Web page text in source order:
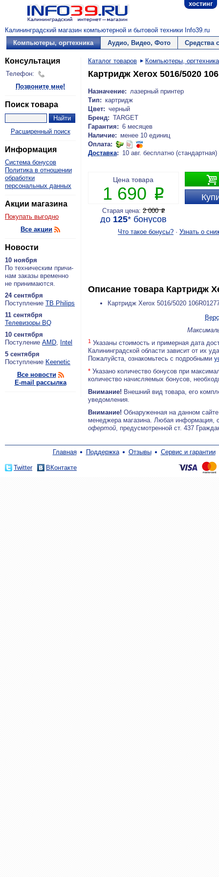
хостинг
Калининградский магазин компьютерной и бытовой техники Info39.ru
Компьютеры, оргтехника
Аудио, Видео, Фото Средства
Консультация
Телефон:
Позвоните мне!
Поиск товара
Расширенный поиск
Информация
Система бонусов
Политика в отношении
обработки
персональных данных
Акции магазина
Покупать выгодно
Все акции
Новости
10 ноября
По тех­ни­че­ским при­чи­
нам за­ка­зы вре­мен­но
не при­ни­ма­ют­ся.
24 сентября
По­ступ­ле­ние ТВ Philips
11 сентября
Теле­ви­зо­ры BQ
10 сентября
По­сту­ле­ние AMD, Intel
5 сентября
По­ступ­ле­ние Keenetic
Все новости
E-mail рассылка
Каталог товаров Компьютеры, оргтехника
Картридж Xerox 5016/5020
Назначение: лазерный принтер
Тип: картридж
Цвет: черный
Бренд: TARGET
Гарантия: 6 месяцев
Наличие: менее 10 единиц
Оплата:
Доставка: 10 авг. бесплатно (стандартная)

Цена товара
1 690 P
Старая цена: 2 000P
до 125*бонусов
Что такое бонусы? · Узнать о
Описание товара Картридж
Картридж Xerox 5016/5020
1 Указаны стоимость и примерная дата
Калининградской области зависит от их
Пожалуйста, ознакомьтесь с подробными
* Указано количество бонусов при
количество начисляемых бонусов,
Внимание! Внешний вид товара, его
уведомления.
Внимание! Обнаруженная на данном
менеджера магазина. Любая информация,
офертой, предусмотренной ст. 437
Главная Поддержка Отзывы Сервис и гарантии
Twitter ВКонтакте